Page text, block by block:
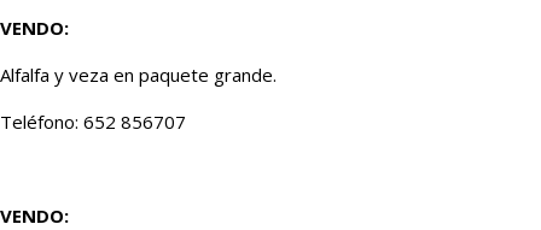
VENDO:
Alfalfa y veza en paquete grande.
Teléfono: 652 856707
VENDO: